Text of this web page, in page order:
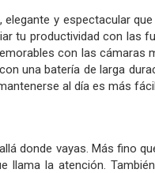
y espectacular que
tu productividad con las
con las cámaras
una batería de larga
al día es más
donde vayas. Más fino
llama la atención.